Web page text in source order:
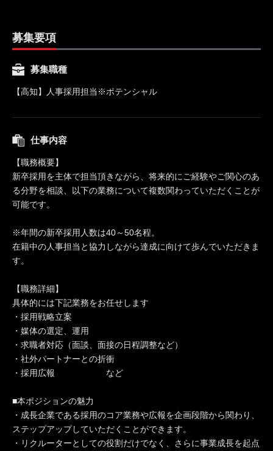
募集要項
募集職種
【高知】人事採用担当※ポテンシャル
仕事内容
【職務概要】
新卒採用を主体で担当頂きながら、将来的にご経験やご関心のあ
る分野を相談、以下の業務について複数関わっていただくことが
可能です。
※年間の新卒採用人数は40～50名程。
在籍中の人事担当と協力しながら達成に向けて歩んでいただきま
す。
【職務詳細】
具体的には下記業務をお任せします
・採用戦略立案
・媒体の選定、運用
・求職者対応（面談、面接の日程調整など）
・社外パートナーとの折衝
・採用広報 など
■本ポジションの魅力
・成長企業である採用のコア業務や広報を企画段階から関わり、
ステップアップしていただくことができます。
・リクルーターとしての役割だけでなく、さらに事業成長を起点